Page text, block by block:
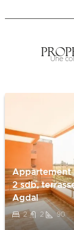
Une
Appartement
2 sdb,
Agdal
2 2 90